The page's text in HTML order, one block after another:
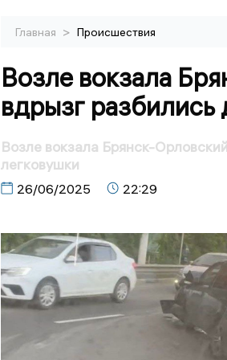
Главная > Происшествия
Возле вокзала
вдрызг разбились
Возле вокзала Брянск-
легковушки
26/06/2025 22:29